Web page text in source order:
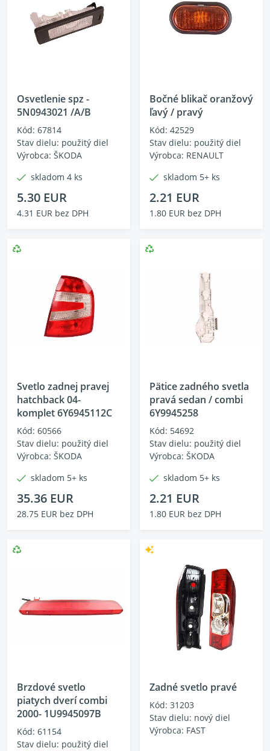
Osvetlenie spz -
5N0943021 /A/B
Kód: 67814
Stav dielu: použitý diel
Výrobca: ŠKODA
skladom 4 ks
5.30 EUR
4.31 EUR bez DPH
Bočné blikač oranžový
ľavý / pravý
Kód: 42529
Stav dielu: použitý diel
Výrobca: RENAULT
skladom 5+ ks
2.21 EUR
1.80 EUR bez DPH
Svetlo zadnej pravej
hatchback 04-
komplet 6Y6945112C
Kód: 60566
Stav dielu: použitý diel
Výrobca: ŠKODA
skladom 5+ ks
35.36 EUR
28.75 EUR bez DPH
Pätice zadného svetla
pravá sedan / combi
6Y9945258
Kód: 54692
Stav dielu: použitý diel
Výrobca: ŠKODA
skladom 5+ ks
2.21 EUR
1.80 EUR bez DPH
Brzdové svetlo
piatych dverí combi
2000- 1U9945097B
Kód: 61154
Stav dielu: použitý diel
Zadné svetlo pravé
Kód: 31203
Stav dielu: nový diel
Výrobca: FAST